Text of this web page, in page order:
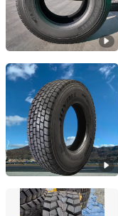
Joyall (Weihai) Tire
Shandong, China
FEDIMA TYRE CO.,LTD.